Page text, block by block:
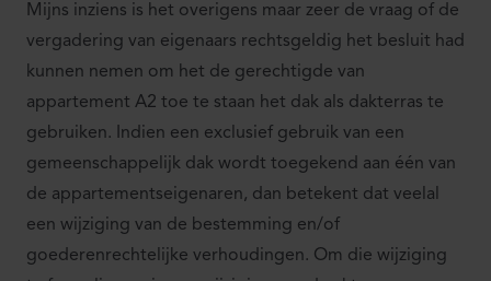
Mijns inziens is het overigens maar zeer de vraag of de
vergadering van eigenaars rechtsgeldig het besluit had
kunnen nemen om het de gerechtigde van
appartement A2 toe te staan het dak als dakterras te
gebruiken. Indien een exclusief gebruik van een
gemeenschappelijk dak wordt toegekend aan één van
de appartementseigenaren, dan betekent dat veelal
een wijziging van de bestemming en/of
goederenrechtelijke verhoudingen. Om die wijziging